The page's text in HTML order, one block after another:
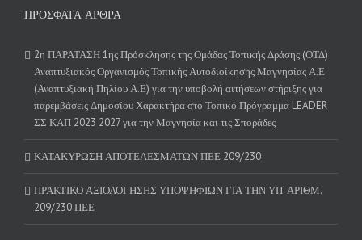
ΠΡΌΣΦΑΤΑ ΆΡΘΡΑ
2η ΠΑΡΑΤΑΣΗ 1ης Πρόσκλησης της Ομάδας Τοπικής Δράσης (ΟΤΔ)
Αναπτυξιακός Οργανισμός Τοπικής Αυτοδιοίκησης Μαγνησίας Α.Ε
(Αναπτυξιακή Πηλίου Α.Ε) για την υποβολή αιτήσεων στήριξης για
παρεμβάσεις Δημοσίου Χαρακτήρα στο Τοπικό Πρόγραμμα LEADER
ΣΣ ΚΑΠ 2023 2027 για την Μαγνησία και τις Σποράδες
ΚΑΤΑΚΥΡΩΣΗ ΑΠΟΤΕΛΕΣΜΑΤΩΝ ΠΕΕ 209/230
ΠΡΑΚΤΙΚΟ ΑΞΙΟΛΟΓΗΣΗΣ ΥΠΟΨΗΦΙΩΝ ΓΙΑ ΤΗΝ ΥΠ’ ΑΡΙΘΜ.
209/230 ΠΕΕ